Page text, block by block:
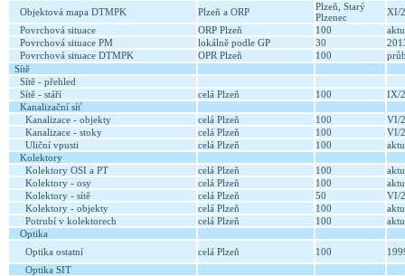
Objektová mapa DTMPK
Plzeň a ORP
Plzeň, Starý
Plzenec
XI/
Povrchová situace
ORP Plzeň 100
Povrchová situace PM
lokálně podle GP 30
Povrchová situace DTMPK
OPR Plzeň 100
Sítě
Sítě - přehled
Sítě - stáří
celá Plzeň 100
IX/
Kanalizační síť
Kanalizace - objekty
celá Plzeň 100
VI/
Kanalizace - stoky
celá Plzeň 100
VI/
Uliční vpusti
celá Plzeň 100
Kolektory
Kolektory OSI a PT
celá Plzeň 100
Kolektory - osy
celá Plzeň 100
Kolektory - sítě
celá Plzeň 50
VI/
Kolektory - objekty
celá Plzeň 100
Potrubí v kolektorech
celá Plzeň 100
Optika
Optika ostatní
celá Plzeň 100
Optika SIT